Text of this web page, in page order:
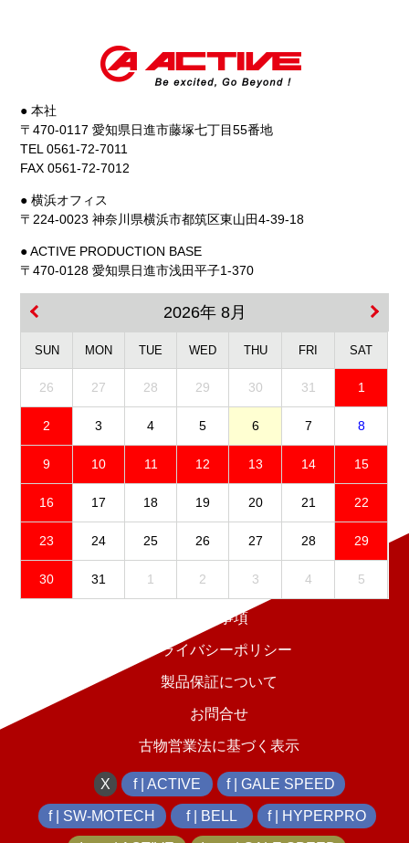
● 本社
〒470-0117 愛知県日進市藤塚七丁目55番地
TEL 0561-72-7011
FAX 0561-72-7012
● 横浜オフィス
〒224-0023 神奈川県横浜市都筑区東山田4-39-18
● ACTIVE PRODUCTION BASE
〒470-0128 愛知県日進市浅田平子1-370
2026年 8月
SUN MON TUE WED THU FRI SAT
26 27 28 29 30 31 1
2 3 4 5 6 7 8
9 10 11 12 13 14 15
16 17 18 19 20 21 22
23 24 25 26 27 28 29
30 31 1 2 3 4 5
免責事項
プライバシーポリシー
製品保証について
お問合せ
古物営業法に基づく表示
X f | ACTIVE f | GALE SPEED
f | SW-MOTECH f | BELL f | HYPERPRO